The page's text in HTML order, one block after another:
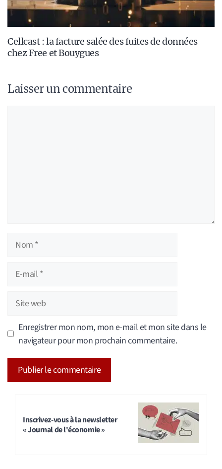
Cellcast : la facture salée des fuites de données
chez Free et Bouygues
Laisser un commentaire
Nom
Site
web
Enregistrer mon nom, mon e-mail et mon site dans le
navigateur pour mon prochain commentaire.
Inscrivez-vous à la newsletter
« Journal de l'économie »